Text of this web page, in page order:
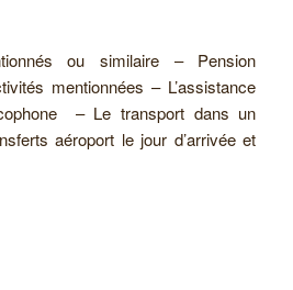
ou similaire – Pension
mentionnées – L’assistance
– Le transport dans un
aéroport le jour d’arrivée et